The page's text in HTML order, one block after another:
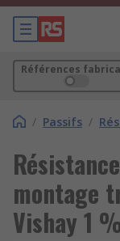
Références
/ Passifs /
montage
Vishay 1